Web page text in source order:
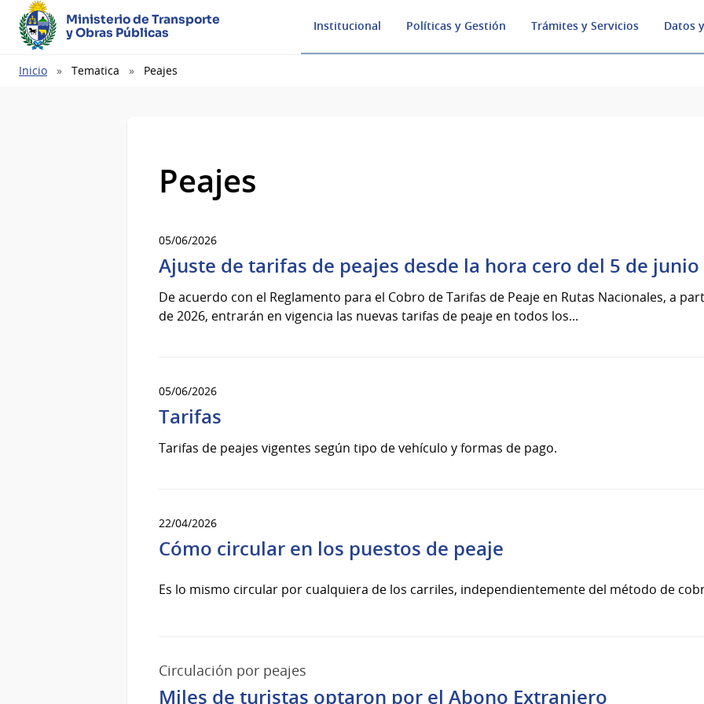
Ministerio de Transporte
y Obras Públicas
Institucional Políticas y Gestión Trámites y Servicios Datos
Ruta
Inicio Tematica Peajes
Peajes
05/06/2026
Ajuste de tarifas de peajes desde la hora cero del 5 de junio
De acuerdo con el Reglamento para el Cobro de Tarifas de Peaje en Rutas Nacionales, a
de 2026, entrarán en vigencia las nuevas tarifas de peaje en todos los...
05/06/2026
Tarifas
Tarifas de peajes vigentes según tipo de vehículo y formas de pago.
22/04/2026
Cómo circular en los puestos de peaje
Es lo mismo circular por cualquiera de los carriles, independientemente del método de
Circulación por peajes
Miles de turistas optaron por el Abono Extranjero